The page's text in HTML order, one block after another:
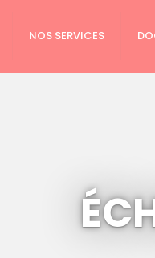
NOS SERVICES